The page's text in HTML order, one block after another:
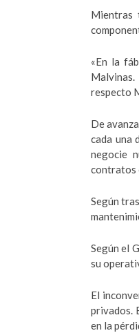
Mientras
«En la
respecto
De
cada una
negocie
contratos
Según
Según el
su
El
privados.
en la